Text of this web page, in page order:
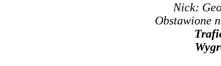
Nick:
Obstawione